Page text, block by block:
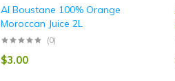
Al Boustane 100% Orange
Moroccan Juice 2L
(0)
$3.00